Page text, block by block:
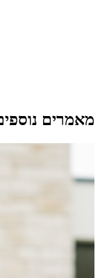
מאמרים